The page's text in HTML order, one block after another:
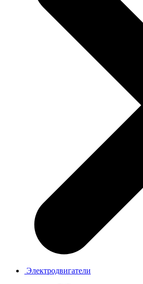
Электродвигатели